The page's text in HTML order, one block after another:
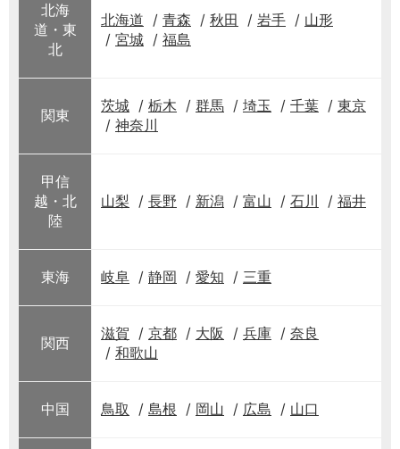
北海
道・東
北
北海道 青森 秋田 岩手
山形
宮城
福島
関東
茨城 栃木 群馬 埼玉 千葉
東京
神奈川
甲信
越・北
陸
山梨 長野 新潟 富山 石川 福井
東海 岐阜 静岡 愛知 三重
関西
滋賀 京都 大阪 兵庫
奈良
和歌山
中国 鳥取 島根 岡山 広島 山口